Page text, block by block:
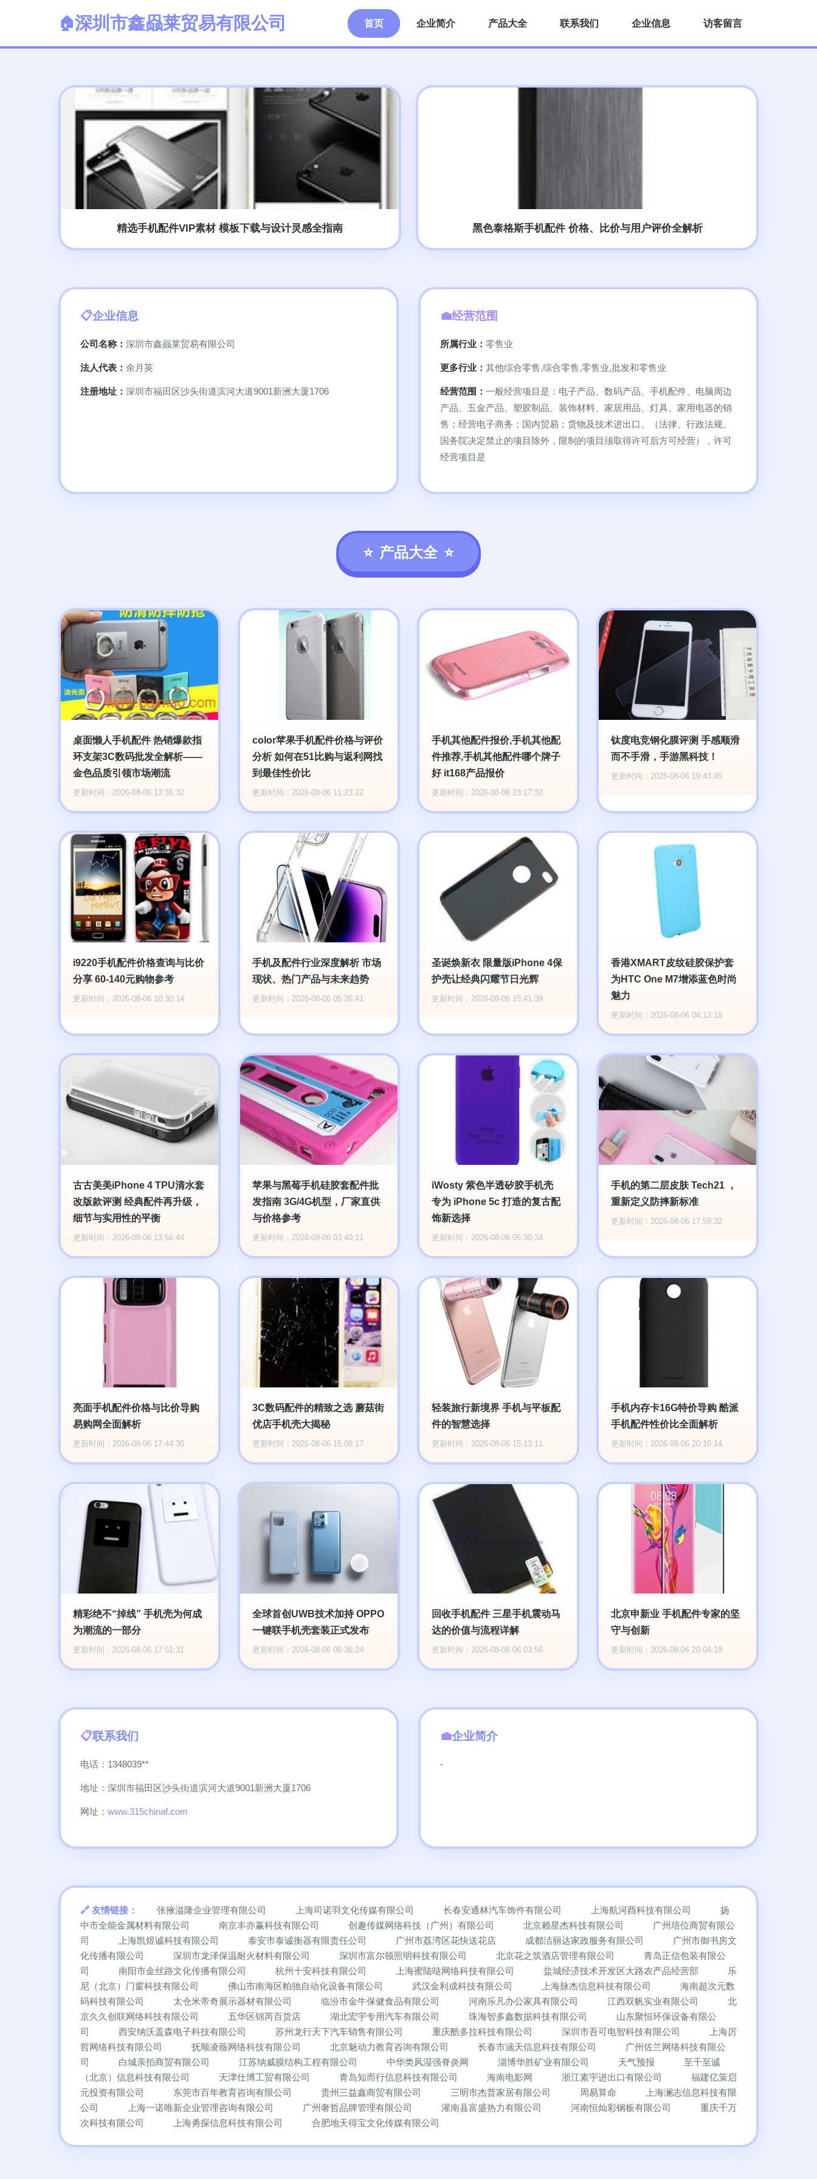
深圳市鑫赑莱贸易有限公司 首页 企业简介 产品大全 联系我们 企业信息 访客留言
精选手机配件VIP素材 模板下载与设计灵感全指南 黑色泰格斯手机配件 价格、比价与用户评价全解析
企业信息
公司名称： 深圳市鑫赑莱贸易有限公司
法人代表： 余月英
注册地址： 深圳市福田区沙头街道滨河大道9001新洲大厦1706
经营范围
所属行业： 零售业
更多行业： 其他综合零售,综合零售,零售业,批发和零售业
经营范围： 一般经营项目是：电子产品、数码产品、手机配件、电脑周边
产品、五金产品、塑胶制品、装饰材料、家居用品、灯具、家用电器的销
售；经营电子商务；国内贸易；货物及技术进出口。（法律、行政法规、
国务院决定禁止的项目除外，限制的项目须取得许可后方可经营），许可
经营项目是
产品大全
桌面懒人手机配件 热销爆款指
环支架3C数码批发全解析——
金色品质引领市场潮流
更新时间：2026-08-06 13:35:32
color苹果手机配件价格与评价
分析 如何在51比购与返利网找
到最佳性价比
更新时间：2026-08-06 11:23:22
手机其他配件报价,手机其他配
件推荐,手机其他配件哪个牌子
好 it168产品报价
更新时间：2026-08-06 23:17:32
钛度电竞钢化膜评测 手感顺滑
而不手滑，手游黑科技！
更新时间：2026-08-06 19:43:45
i9220手机配件价格查询与比价
分享 60-140元购物参考
更新时间：2026-08-06 10:30:14
手机及配件行业深度解析 市场
现状、热门产品与未来趋势
更新时间：2026-08-06 05:26:41
圣诞焕新衣 限量版iPhone 4保
护壳让经典闪耀节日光辉
更新时间：2026-08-06 15:41:39
香港XMART皮纹硅胶保护套
为HTC One M7增添蓝色时尚
魅力
更新时间：2026-08-06 04:13:15
古古美美iPhone 4 TPU清水套
改版款评测 经典配件再升级，
细节与实用性的平衡
更新时间：2026-08-06 13:56:44
苹果与黑莓手机硅胶套配件批
发指南 3G/4G机型，厂家直供
与价格参考
更新时间：2026-08-06 03:40:11
iWosty 紫色半透矽胶手机壳
专为 iPhone 5c 打造的复古配
饰新选择
更新时间：2026-08-06 05:30:34
手机的第二层皮肤 Tech21 ，
重新定义防摔新标准
更新时间：2026-08-06 17:59:32
亮面手机配件价格与比价导购
易购网全面解析
更新时间：2026-08-06 17:44:30
3C数码配件的精致之选 蘑菇街
优店手机壳大揭秘
更新时间：2026-08-06 15:08:17
轻装旅行新境界 手机与平板配
件的智慧选择
更新时间：2026-08-06 15:13:11
手机内存卡16G特价导购 酷派
手机配件性价比全面解析
更新时间：2026-08-06 20:10:14
精彩绝不“掉线” 手机壳为何成
为潮流的一部分
更新时间：2026-08-06 17:51:31
全球首创UWB技术加持 OPPO
一键联手机壳套装正式发布
更新时间：2026-08-06 06:36:24
回收手机配件 三星手机震动马
达的价值与流程详解
更新时间：2026-08-06 06:03:56
北京申新业 手机配件专家的坚
守与创新
更新时间：2026-08-06 20:04:19
联系我们
电话：1348039**
地址：深圳市福田区沙头街道滨河大道9001新洲大厦1706
网址： www.315chinaf.com
企业简介
-
友情链接： 张掖溢隆企业管理有限公司 上海司诺羽文化传媒有限公司 长春安通林汽车饰件有限公司 上海航河酉科技有限公司
扬
中市全能金属材料有限公司
南京丰亦赢科技有限公司 创趣传媒网络科技（广州）有限公司 北京赖星杰科技有限公司
广州培位商贸有限公
司
上海凯煜诚科技有限公司 泰安市泰诚衡器有限责任公司 广州市荔湾区花快送花店 成都洁丽达家政服务有限公司
广州市御书房文
化传播有限公司
深圳市龙泽保温耐火材料有限公司 深圳市富尔顿照明科技有限公司 北京花之筑酒店管理有限公司
青岛正信包装有限公
司
南阳市金丝路文化传播有限公司 杭州十安科技有限公司 上海蜜陆哒网络科技有限公司 盐城经济技术开发区大路农产品经营部
乐
尼（北京）门窗科技有限公司
佛山市南海区帕驰自动化设备有限公司 武汉金利成科技有限公司 上海脉杰信息科技有限公司
海南超次元数
码科技有限公司
太仓米帝奇展示器材有限公司 临汾市金牛保健食品有限公司 河南乐凡办公家具有限公司 江西双帆实业有限公司
北
京久久创联网络科技有限公司
五华区锦芮百货店 湖北宏宇专用汽车有限公司 珠海智多鑫数据科技有限公司
山东聚恒环保设备有限公
司
西安纳沃盖森电子科技有限公司 苏州龙行天下汽车销售有限公司 重庆酷多拉科技有限公司 深圳市吾可电智科技有限公司
上海厉
哲网络科技有限公司
抚顺凌薇网络科技有限公司 北京魅动力教育咨询有限公司 长春市涵天信息科技有限公司
广州佐兰网络科技有限公
司
白城亲拍商贸有限公司 江苏纳威膜结构工程有限公司 中华类风湿强脊炎网 淄博华胜矿业有限公司 天气预报
至千至诚
（北京）信息科技有限公司
天津仕博工贸有限公司 青岛知而行信息科技有限公司 海南电影网 浙江素宇进出口有限公司
福建亿策启
元投资有限公司
东莞市百年教育咨询有限公司 贵州三益鑫商贸有限公司 三明市杰普家居有限公司 周易算命
上海澜志信息科技有限
公司
上海一诺唯新企业管理咨询有限公司 广州奢哲品牌管理有限公司 灌南县富盛热力有限公司 河南恒灿彩钢板有限公司
重庆千万
次科技有限公司
上海勇探信息科技有限公司 合肥地天得宝文化传媒有限公司